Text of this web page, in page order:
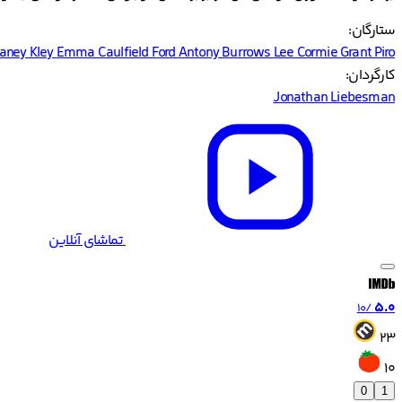
ستارگان:
KleyEmma Caulfield FordAntony BurrowsLee CormieGrant Piro
کارگردان:
Jonathan Liebesman
تماشای آنلاین
5.0
/10
23
10
1
0